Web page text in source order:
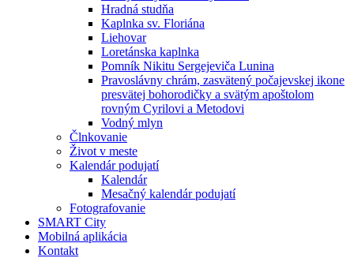
Hradná studňa
Kaplnka sv. Floriána
Liehovar
Loretánska kaplnka
Pomník Nikitu Sergejeviča Lunina
Pravoslávny chrám, zasvätený počajevskej ikone
presvätej bohorodičky a svätým apoštolom
rovným Cyrilovi a Metodovi
Vodný mlyn
Člnkovanie
Život v meste
Kalendár podujatí
Kalendár
Mesačný kalendár podujatí
Fotografovanie
SMART City
Mobilná aplikácia
Kontakt